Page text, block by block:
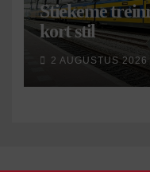
Stiekeme
kort stil
2 AUGUSTUS 2026